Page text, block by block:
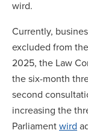
wird.
Currently,
excluded from
2025, the Law
the six-month
second
increasing the
Parliamentwird